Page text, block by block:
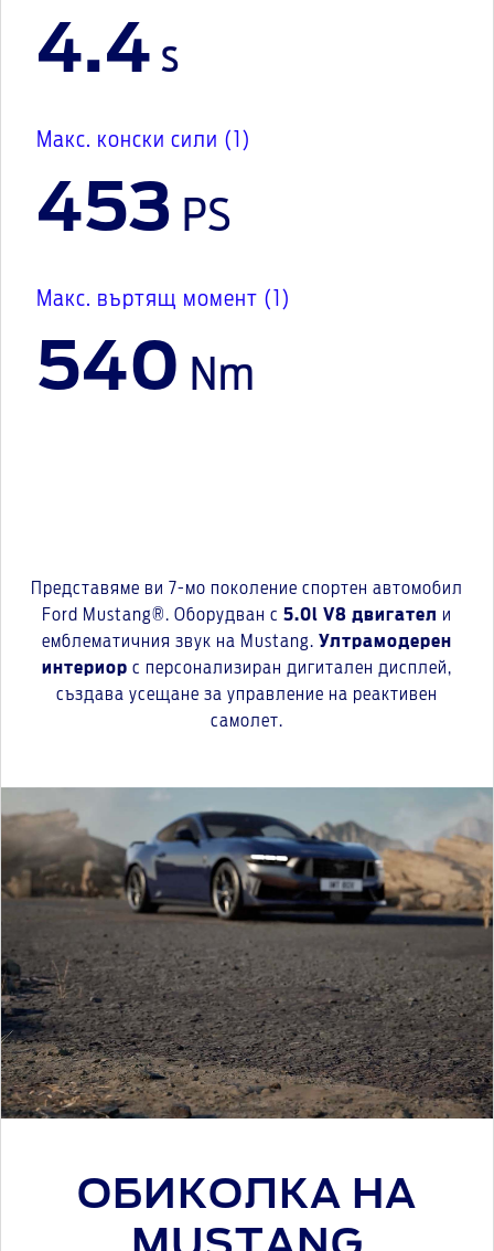
4.4 s
Maкс. конски сили (1)
453 PS
Макс. въртящ момент (1)
540 Nm
Представяме ви 7-мо поколение спортен автомобил
Ford Mustang®. Оборудван с 5.0l V8 двигател и
емблематичния звук на Mustang. Ултрамодерен
интериор с персонализиран дигитален дисплей,
създава усещане за управление на реактивен
самолет.
OБИКОЛКА НА